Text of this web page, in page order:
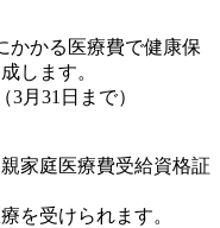
かかる医療費で健康保
します。
月31日まで）
家庭医療費受給資格証
を受けられます。